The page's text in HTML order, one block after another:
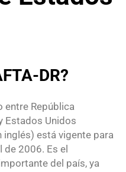
DR?
entre República
Estados Unidos
inglés) está vigente para
2006. Es el
del país, ya